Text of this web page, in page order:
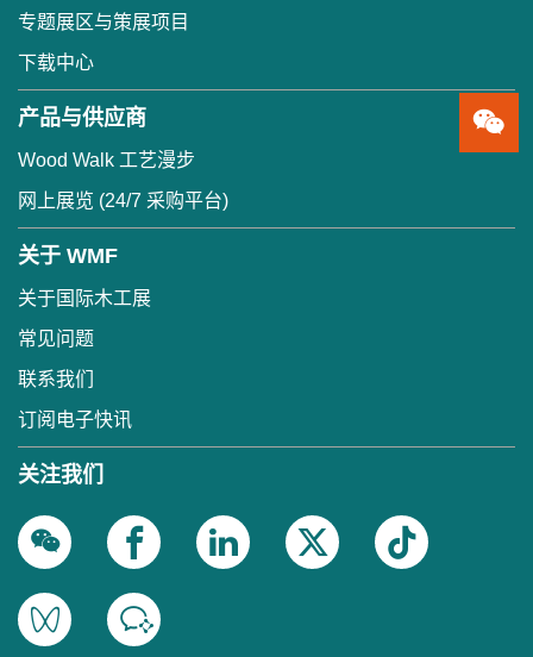
专题展区与策展项目
下载中心
产品与供应商
Wood Walk 工艺漫步
网上展览 (24/7 采购平台)
关于 WMF
关于国际木工展
常见问题
联系我们
订阅电子快讯
关注我们